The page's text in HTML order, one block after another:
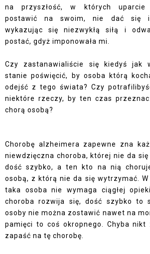
na przyszłość, w których uparcie
postawić na swoim, nie dać się
wykazując się niezwykłą siłą i
postać, gdyż imponowała mi.
Czy zastanawialiście się kiedyś jak
stanie poświęcić, by osoba którą
odejść z tego świata? Czy
niektóre rzeczy, by ten czas
chorą osobą?
Chorobę alzheimera zapewne zna
niewdzięczna choroba, której nie da się
dość szybko, a ten kto na nią
osobą, z którą nie da się wytrzymać.
taka osoba nie wymaga ciągłej
choroba rozwija się, dość szybko to
osoby nie można zostawić nawet na
pamięci to coś okropnego. Chyba nikt
zapaść na tę chorobę.